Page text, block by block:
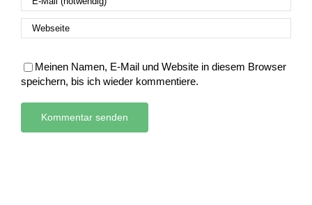
Meinen Namen, E-Mail und Website in diesem Browser
speichern, bis ich wieder kommentiere.